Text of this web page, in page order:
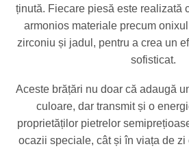
ținută. Fiecare piesă este realizată
armonios materiale precum
zirconiu și jadul, pentru a crea un
sofisticat.
Aceste brățări nu doar că adaugă
culoare, dar transmit și o
proprietăților pietrelor
ocazii speciale, cât și în viața de